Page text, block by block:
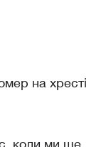
на хресті
коли ми ще